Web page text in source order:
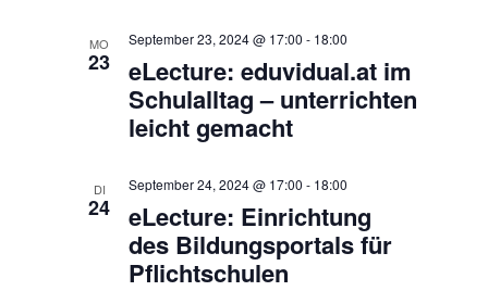
MO
23
September 23, 2024 @ 17:00 - 18:00
eLecture: eduvidual.at im
Schulalltag – unterrichten
leicht gemacht
DI
24
September 24, 2024 @ 17:00 - 18:00
eLecture: Einrichtung
des Bildungsportals für
Pflichtschulen